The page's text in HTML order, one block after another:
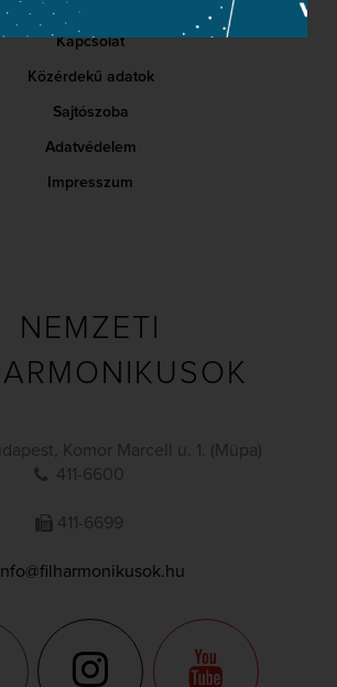
Kapcsolat
Közérdekű adatok
Sajtószoba
Adatvédelem
Impresszum
NEMZETI
Komor Marcell u. 1. (Müpa)
411-6600
411-6699